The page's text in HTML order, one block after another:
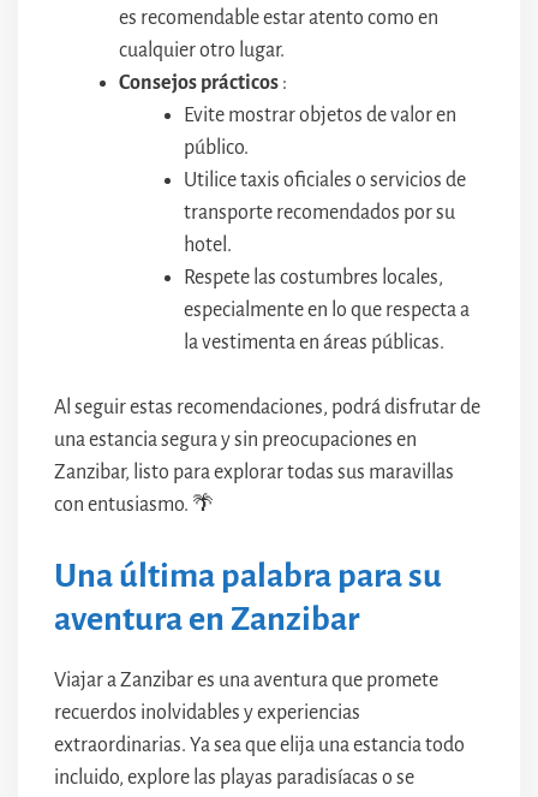
es recomendable estar atento como en
cualquier otro lugar.
Consejos prácticos :
Evite mostrar objetos de valor en
público.
Utilice taxis oficiales o servicios de
transporte recomendados por su
hotel.
Respete las costumbres locales,
especialmente en lo que respecta a
la vestimenta en áreas públicas.
Al seguir estas recomendaciones, podrá disfrutar de
una estancia segura y sin preocupaciones en
Zanzibar, listo para explorar todas sus maravillas
con entusiasmo. 🌴
Una última palabra para su
aventura en Zanzibar
Viajar a Zanzibar es una aventura que promete
recuerdos inolvidables y experiencias
extraordinarias. Ya sea que elija una estancia todo
incluido, explore las playas paradisíacas o se